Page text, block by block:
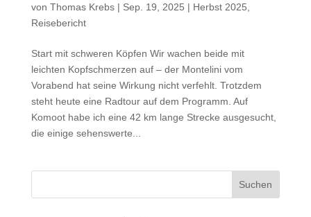
von Thomas Krebs| Sep. 19, 2025 | Herbst 2025
Reisebericht
Start mit schweren Köpfen Wir wachen beide mit
leichten Kopfschmerzen auf – der Montelini vom
Vorabend hat seine Wirkung nicht verfehlt. Trotzdem
steht heute eine Radtour auf dem Programm. Auf
Komoot habe ich eine 42 km lange Strecke ausgesucht,
die einige sehenswerte...
Suchen